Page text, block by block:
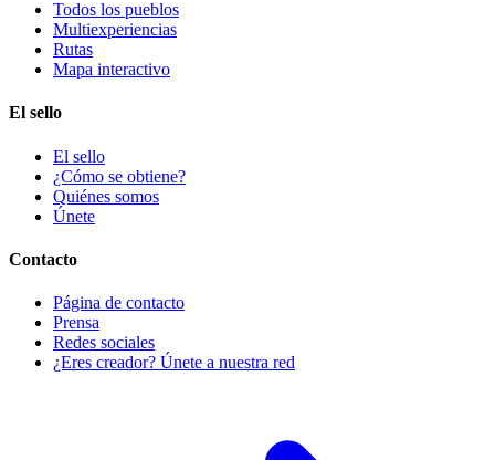
Todos los pueblos
Multiexperiencias
Rutas
Mapa interactivo
El sello
El sello
¿Cómo se obtiene?
Quiénes somos
Únete
Contacto
Página de contacto
Prensa
Redes sociales
¿Eres creador? Únete a nuestra red